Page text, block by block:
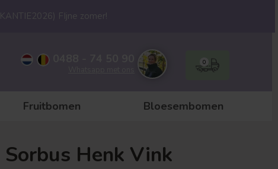
Fruitbomen Bloesembomen
0
FIjne zomer!
Henk Vink